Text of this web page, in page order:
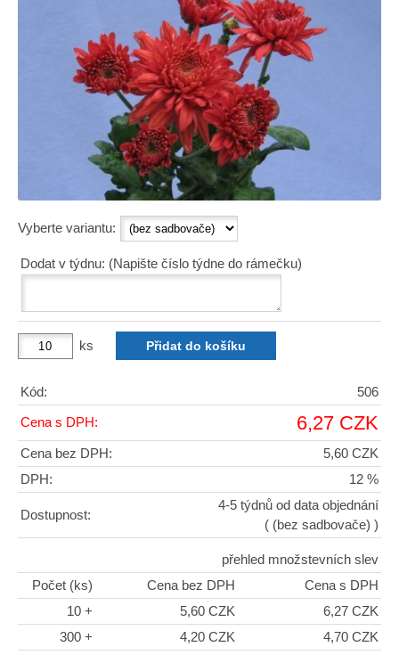
Vyberte variantu:
Dodat v týdnu: (Napište číslo týdne do rámečku)
ks
Kód: 506
Cena s DPH: 6,27 CZK
Cena bez DPH:
5,60 CZK
DPH:
12 %
Dostupnost:
4-5 týdnů od data objednání
( (bez sadbovače) )
přehled množstevních slev
Počet (ks)
Cena bez DPH
Cena s DPH
10 +
5,60 CZK
6,27 CZK
300 +
4,20 CZK
4,70 CZK